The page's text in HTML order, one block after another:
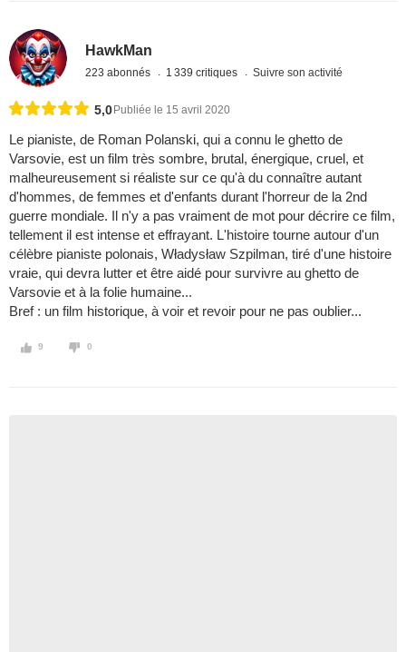
HawkMan
223 abonnés 1 339 critiques Suivre son activité
5,0 Publiée le 15 avril 2020
Le pianiste, de Roman Polanski, qui a connu le ghetto de
Varsovie, est un film très sombre, brutal, énergique, cruel, et
malheureusement si réaliste sur ce qu'à du connaître autant
d'hommes, de femmes et d'enfants durant l'horreur de la 2nd
guerre mondiale. Il n'y a pas vraiment de mot pour décrire ce film,
tellement il est intense et effrayant. L'histoire tourne autour d'un
célèbre pianiste polonais, Władysław Szpilman, tiré d'une histoire
vraie, qui devra lutter et être aidé pour survivre au ghetto de
Varsovie et à la folie humaine...
Bref : un film historique, à voir et revoir pour ne pas oublier...
9 0